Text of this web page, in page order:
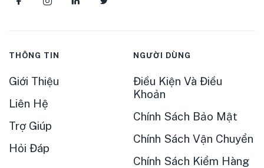
THÔNG TIN
Giới Thiệu
Liên Hệ
Trợ Giúp
Hỏi Đáp
NGƯỜI DÙNG
Điều Kiện Và Điều
Khoản
Chính Sách Bảo Mật
Chính Sách Vận Chuyển
Chính Sách Kiểm Hàng